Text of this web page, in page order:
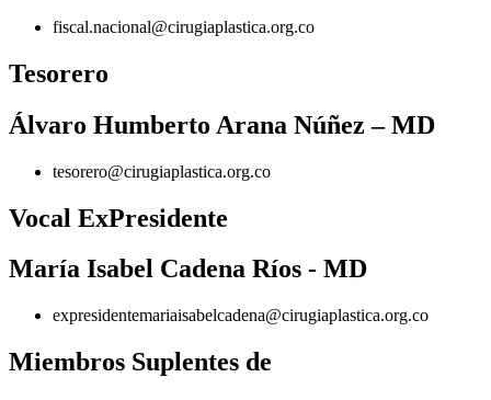
fiscal.nacional@cirugiaplastica.org.co
Tesorero
Álvaro Humberto Arana Núñez – MD
tesorero@cirugiaplastica.org.co
Vocal ExPresidente
María Isabel Cadena Ríos - MD
expresidentemariaisabelcadena@cirugiaplastica.org.co
Miembros Suplentes de